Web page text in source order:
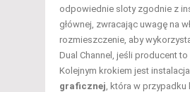
odpowiednie sloty zgodnie z
głównej, zwracając uwagę na
rozmieszczenie, aby
Dual Channel, jeśli producent to
Kolejnym krokiem jest instalacja
graficznej , która w